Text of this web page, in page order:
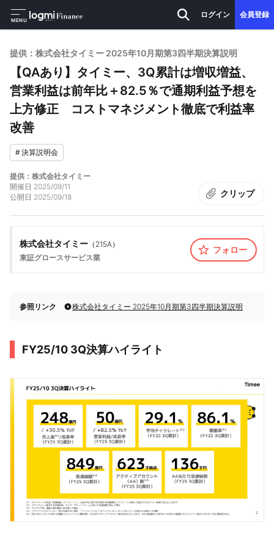
MENU
ログイン 会員登録
提供：株式会社タイミー 2025年10月期第3四半期決算説明
【QAあり】タイミー、3Q累計は増収増益、
営業利益は前年比＋82.5％で通期利益予想を
上方修正 コストマネジメント徹底で利益率
改善
#決算説明会
提供：株式会社タイミー
開催日 2025/09/11
公開日 2025/09/18 クリップ
株式会社タイミー （ 215A）
東証グロースサービス業
フォロー
参照リンク 株式会社タイミー 2025年10月期第3四半期決算説明
FY25/10 3Q決算ハイライト